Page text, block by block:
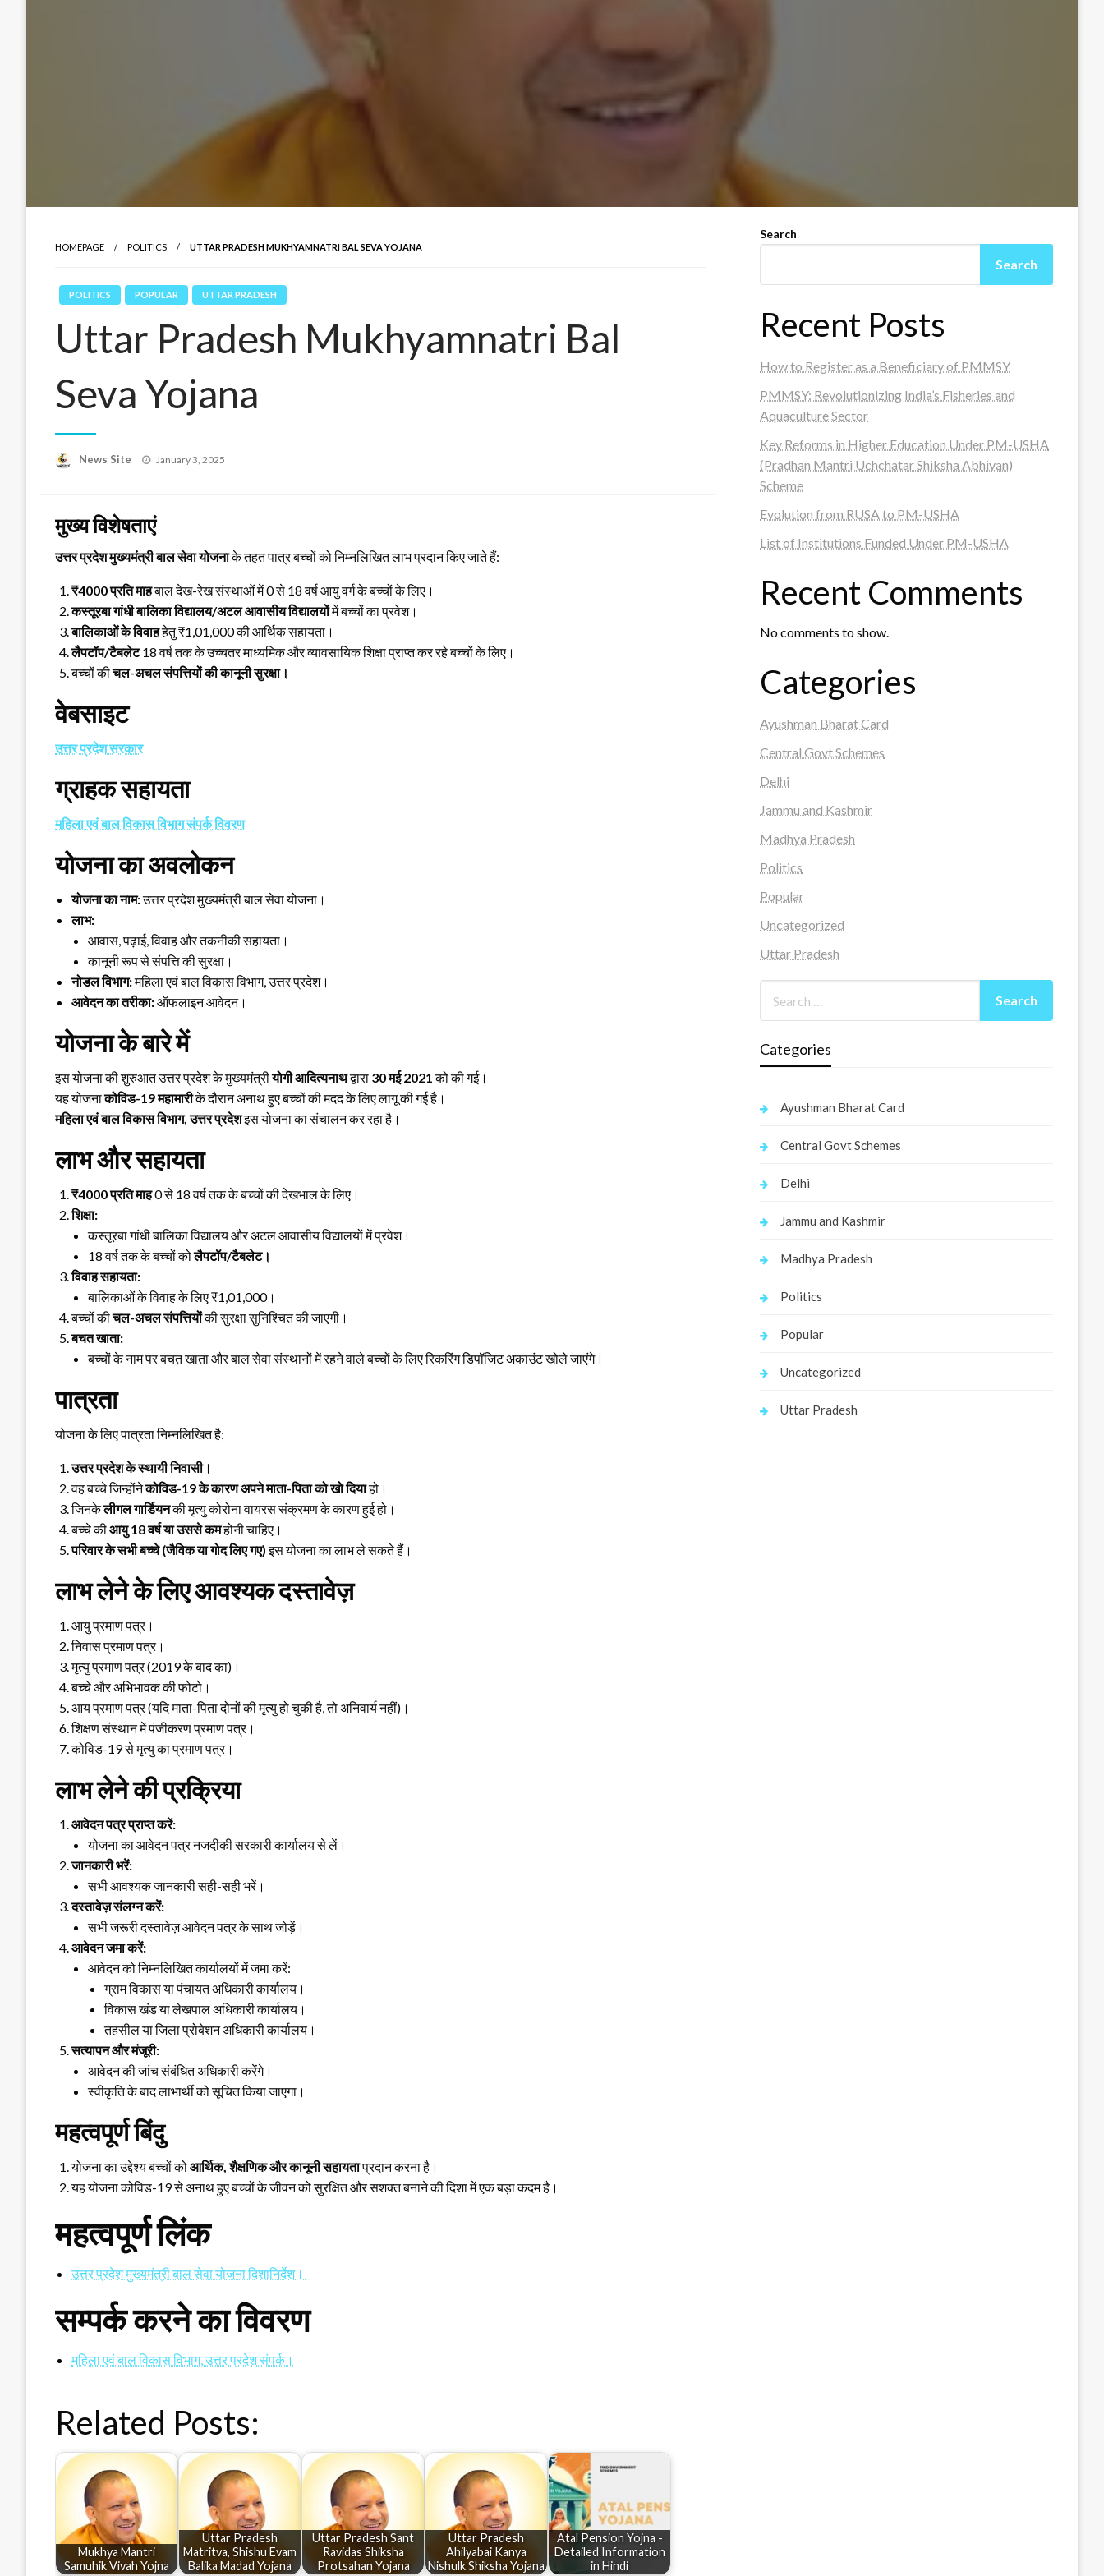
HOMEPAGE POLITICS UTTAR PRADESH MUKHYAMNATRI BAL SEVA YOJANA
POLITICS POPULAR UTTAR PRADESH
Uttar Pradesh Mukhyamnatri Bal
Seva Yojana
News Site
Posted
January 3, 2025
मुख्य विशेषताएं
उत्तर प्रदेश मुख्यमंत्री बाल सेवा योजनाके तहत पात्र बच्चों को निम्नलिखित लाभ प्रदान किए जाते हैं:
₹4000 प्रति माहबाल देख-रेख संस्थाओं में 0 से 18 वर्ष आयु वर्ग के बच्चों के लिए।
कस्तूरबा गांधी बालिका विद्यालय/अटल आवासीय विद्यालयोंमें बच्चों का प्रवेश।
बालिकाओं के विवाहहेतु ₹1,01,000 की आर्थिक सहायता।
लैपटॉप/टैबलेट18 वर्ष तक के उच्चतर माध्यमिक और व्यावसायिक शिक्षा प्राप्त कर रहे बच्चों के लिए।
बच्चों कीचल-अचल संपत्तियों की कानूनी सुरक्षा।
वेबसाइट
उत्तर प्रदेश सरकार
ग्राहक सहायता
महिला एवं बाल विकास विभाग संपर्क विवरण
योजना का अवलोकन
योजना का नाम:उत्तर प्रदेश मुख्यमंत्री बाल सेवा योजना।
लाभ:
आवास, पढ़ाई, विवाह और तकनीकी सहायता।
कानूनी रूप से संपत्ति की सुरक्षा।
नोडल विभाग:महिला एवं बाल विकास विभाग, उत्तर प्रदेश।
आवेदन का तरीका:ऑफलाइन आवेदन।
योजना के बारे में
इस योजना की शुरुआत उत्तर प्रदेश के मुख्यमंत्रीयोगी आदित्यनाथद्वारा 30 मई 2021को की गई।
यह योजनाकोविड-19 महामारीके दौरान अनाथ हुए बच्चों की मदद के लिए लागू की गई है।
महिला एवं बाल विकास विभाग, उत्तर प्रदेशइस योजना का संचालन कर रहा है।
लाभ और सहायता
₹4000 प्रति माह0 से 18 वर्ष तक के बच्चों की देखभाल के लिए।
शिक्षा:
कस्तूरबा गांधी बालिका विद्यालय और अटल आवासीय विद्यालयों में प्रवेश।
18 वर्ष तक के बच्चों कोलैपटॉप/टैबलेट।
विवाह सहायता:
बालिकाओं के विवाह के लिए ₹1,01,000।
बच्चों कीचल-अचल संपत्तियोंकी सुरक्षा सुनिश्चित की जाएगी।
बचत खाता:
बच्चों के नाम पर बचत खाता और बाल सेवा संस्थानों में रहने वाले बच्चों के लिए रिकरिंग डिपॉजिट अकाउंट खोले जाएंगे।
पात्रता
योजना के लिए पात्रता निम्नलिखित है:
उत्तर प्रदेश के स्थायी निवासी।
वह बच्चे जिन्होंनेकोविड-19 के कारण अपने माता-पिता को खो दियाहो।
जिनकेलीगल गार्डियनकी मृत्यु कोरोना वायरस संक्रमण के कारण हुई हो।
बच्चे कीआयु 18 वर्ष या उससे कमहोनी चाहिए।
परिवार के सभी बच्चे (जैविक या गोद लिए गए)इस योजना का लाभ ले सकते हैं।
लाभ लेने के लिए आवश्यक दस्तावेज़
आयु प्रमाण पत्र।
निवास प्रमाण पत्र।
मृत्यु प्रमाण पत्र (2019 के बाद का)।
बच्चे और अभिभावक की फोटो।
आय प्रमाण पत्र (यदि माता-पिता दोनों की मृत्यु हो चुकी है, तो अनिवार्य नहीं)।
शिक्षण संस्थान में पंजीकरण प्रमाण पत्र।
कोविड-19 से मृत्यु का प्रमाण पत्र।
लाभ लेने की प्रक्रिया
आवेदन पत्र प्राप्त करें:
योजना का आवेदन पत्र नजदीकी सरकारी कार्यालय से लें।
जानकारी भरें:
सभी आवश्यक जानकारी सही-सही भरें।
दस्तावेज़ संलग्न करें:
सभी जरूरी दस्तावेज़ आवेदन पत्र के साथ जोड़ें।
आवेदन जमा करें:
आवेदन को निम्नलिखित कार्यालयों में जमा करें:
ग्राम विकास या पंचायत अधिकारी कार्यालय।
विकास खंड या लेखपाल अधिकारी कार्यालय।
तहसील या जिला प्रोबेशन अधिकारी कार्यालय।
सत्यापन और मंजूरी:
आवेदन की जांच संबंधित अधिकारी करेंगे।
स्वीकृति के बाद लाभार्थी को सूचित किया जाएगा।
महत्वपूर्ण बिंदु
योजना का उद्देश्य बच्चों कोआर्थिक, शैक्षणिक और कानूनी सहायताप्रदान करना है।
यह योजना कोविड-19 से अनाथ हुए बच्चों के जीवन को सुरक्षित और सशक्त बनाने की दिशा में एक बड़ा कदम है।
महत्वपूर्ण लिंक
उत्तर प्रदेश मुख्यमंत्री बाल सेवा योजना दिशानिर्देश।
सम्पर्क करने का विवरण
महिला एवं बाल विकास विभाग, उत्तर प्रदेश संपर्क।
Related Posts:
Mukhya Mantri
Samuhik Vivah Yojna
Uttar Pradesh
Matritva, Shishu Evam
Balika Madad Yojana
Uttar Pradesh Sant
Ravidas Shiksha
Protsahan Yojana
Uttar Pradesh
Ahilyabai Kanya
Nishulk Shiksha Yojana
Atal Pension Yojna -
Detailed Information
in Hindi
Search
Search
Recent Posts
How to Register as a Beneficiary of PMMSY
PMMSY: Revolutionizing India’s Fisheries and
Aquaculture Sector
Key Reforms in Higher Education Under PM-USHA
(Pradhan Mantri Uchchatar Shiksha Abhiyan)
Scheme
Evolution from RUSA to PM-USHA
List of Institutions Funded Under PM-USHA
Recent Comments
No comments to show.
Categories
Ayushman Bharat Card
Central Govt Schemes
Delhi
Jammu and Kashmir
Madhya Pradesh
Politics
Popular
Uncategorized
Uttar Pradesh
Categories
Ayushman Bharat Card
Central Govt Schemes
Delhi
Jammu and Kashmir
Madhya Pradesh
Politics
Popular
Uncategorized
Uttar Pradesh